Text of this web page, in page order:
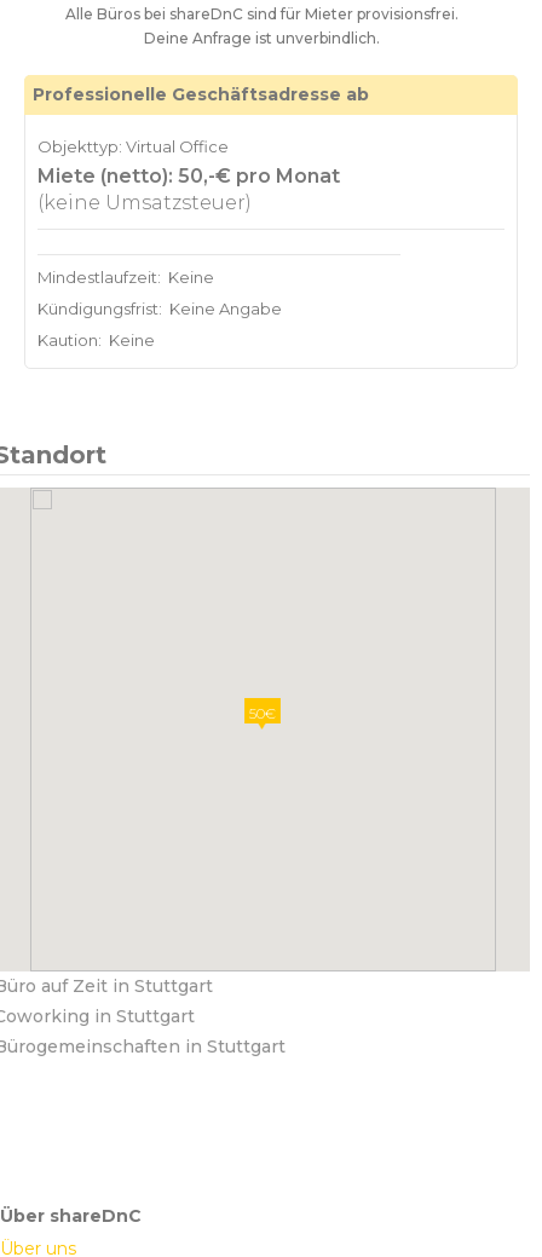
Alle Büros bei shareDnC sind für Mieter provisionsfrei.
Deine Anfrage ist unverbindlich.
Professionelle Geschäftsadresse ab
Objekttyp: Virtual Office
Miete (netto): 50,-€ pro Monat
(keine Umsatzsteuer)
Mindestlaufzeit: Keine
Kündigungsfrist: Keine Angabe
Kaution: Keine
50€
auf Zeit in Stuttgart
in Stuttgart
in Stuttgart
Über shareDnC
Über uns